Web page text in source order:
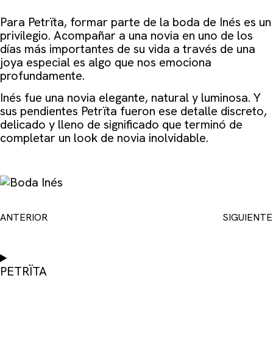
Para Petrïta, formar parte de la boda de Inés es un
privilegio. Acompañar a una novia en uno de los
días más importantes de su vida a través de una
joya especial es algo que nos emociona
profundamente.
Inés fue una novia elegante, natural y luminosa. Y
sus pendientes Petrïta fueron ese detalle discreto,
delicado y lleno de significado que terminó de
completar un look de novia inolvidable.
ANTERIOR SIGUIENTE
PETRÏTA